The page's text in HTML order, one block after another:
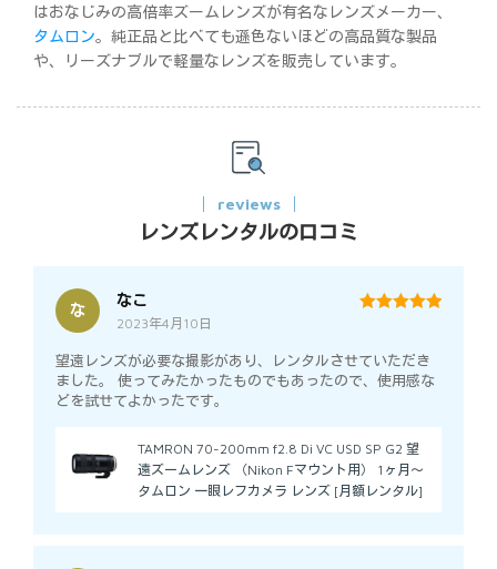
はおなじみの高倍率ズームレンズが有名なレンズメーカー、
タムロン。純正品と比べても遜色ないほどの高品質な製品
や、リーズナブルで軽量なレンズを販売しています。
reviews
レンズレンタルの口コミ
な
なこ
2023年4月10日
望遠レンズが必要な撮影があり、レンタルさせていただき
ました。 使ってみたかったものでもあったので、使用感な
どを試せてよかったです。
TAMRON 70-200mm f2.8 Di VC USD SP G2 望
遠ズームレンズ （Nikon Fマウント用） 1ヶ月～
タムロン 一眼レフカメラ レンズ [月額レンタル]